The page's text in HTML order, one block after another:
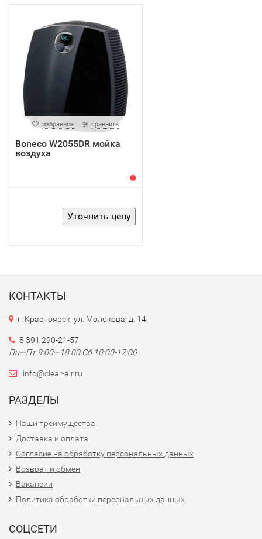
избранное сравнить
Boneco W2055DR мойка
воздуха
КОНТАКТЫ
г. Красноярск, ул. Молокова, д. 14
8 391 290-21-57
Пн—Пт 9:00—18:00 Сб 10:00-17:00
info@clear-air.ru
РАЗДЕЛЫ
Наши преимущества
Доставка и оплата
Согласие на обработку персональных данных
Возврат и обмен
Вакансии
Политика обработки персональных данных
СОЦСЕТИ